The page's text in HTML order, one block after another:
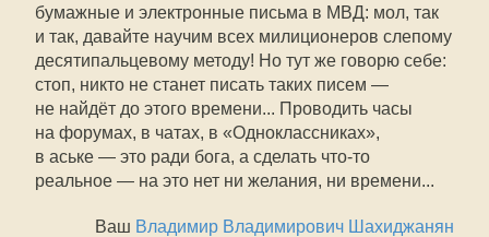
бумажные и электронные письма в МВД: мол, так
и так, давайте научим всех милиционеров слепому
десятипальцевому методу! Но тут же говорю себе:
стоп, никто не станет писать таких писем —
не найдёт до этого времени... Проводить часы
на форумах, в чатах, в «Одноклассниках»,
в аське — это ради бога, а сделать что-то
реальное — на это нет ни желания, ни времени...
Ваш Владимир Владимирович Шахиджанян